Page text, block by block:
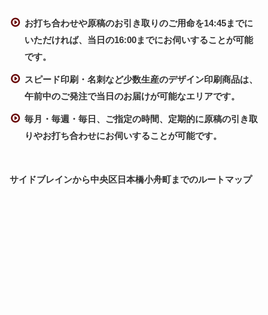
お打ち合わせや原稿のお引き取りのご用命を14:45までに
いただければ、当日の16:00までにお伺いすることが可能
です。
スピード印刷・名刺など少数生産のデザイン印刷商品は、
午前中のご発注で当日のお届けが可能なエリアです。
毎月・毎週・毎日、ご指定の時間、定期的に原稿の引き取
りやお打ち合わせにお伺いすることが可能です。
サイドブレインから中央区日本橋小舟町までのルートマップ